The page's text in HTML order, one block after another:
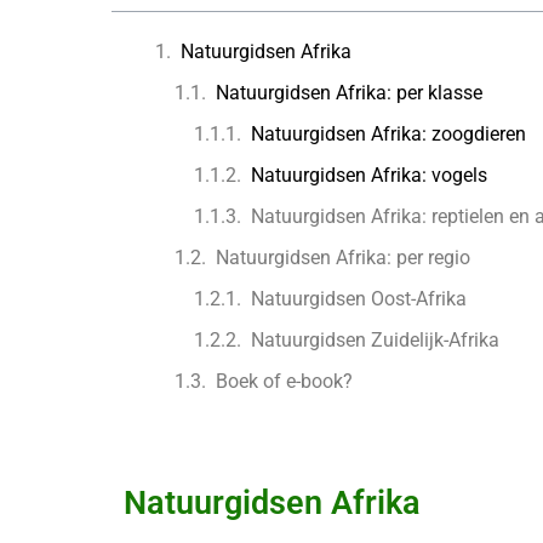
Natuurgidsen Afrika
Natuurgidsen Afrika: per klasse
Natuurgidsen Afrika: zoogdieren
Natuurgidsen Afrika: vogels
Natuurgidsen Afrika: reptielen en
Natuurgidsen Afrika: per regio
Natuurgidsen Oost-Afrika
Natuurgidsen Zuidelijk-Afrika
Boek of e-book?
Natuurgidsen Afrika